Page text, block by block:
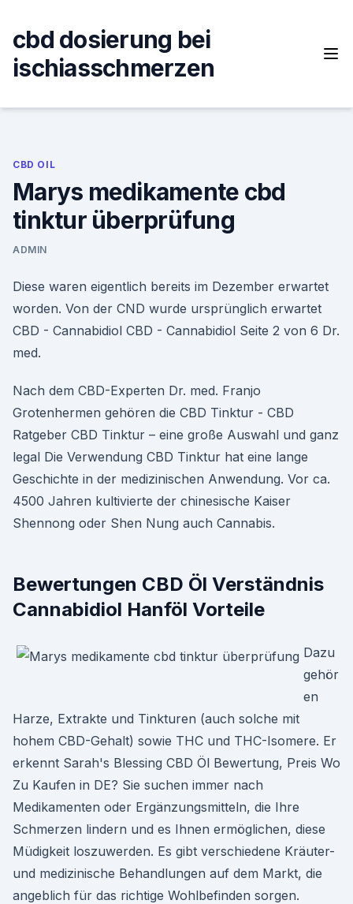
content
cbd dosierung bei
ischiasschmerzen
CBD OIL
Marys medikamente cbd
tinktur überprüfung
ADMIN
Diese waren eigentlich bereits im Dezember erwartet
worden. Von der CND wurde ursprünglich erwartet
CBD - Cannabidiol CBD - Cannabidiol Seite 2 von 6 Dr.
med.
Nach dem CBD-Experten Dr. med. Franjo
Grotenhermen gehören die CBD Tinktur - CBD
Ratgeber CBD Tinktur – eine große Auswahl und ganz
legal Die Verwendung CBD Tinktur hat eine lange
Geschichte in der medizinischen Anwendung. Vor ca.
4500 Jahren kultivierte der chinesische Kaiser
Shennong oder Shen Nung auch Cannabis.
Bewertungen CBD Öl Verständnis
Cannabidiol Hanföl Vorteile
Dazu
gehör
en
Harze, Extrakte und Tinkturen (auch solche mit
hohem CBD-Gehalt) sowie THC und THC-Isomere. Er
erkennt Sarah's Blessing CBD Öl Bewertung, Preis Wo
Zu Kaufen in DE? Sie suchen immer nach
Medikamenten oder Ergänzungsmitteln, die Ihre
Schmerzen lindern und es Ihnen ermöglichen, diese
Müdigkeit loszuwerden. Es gibt verschiedene Kräuter-
und medizinische Behandlungen auf dem Markt, die
angeblich für das richtige Wohlbefinden sorgen.